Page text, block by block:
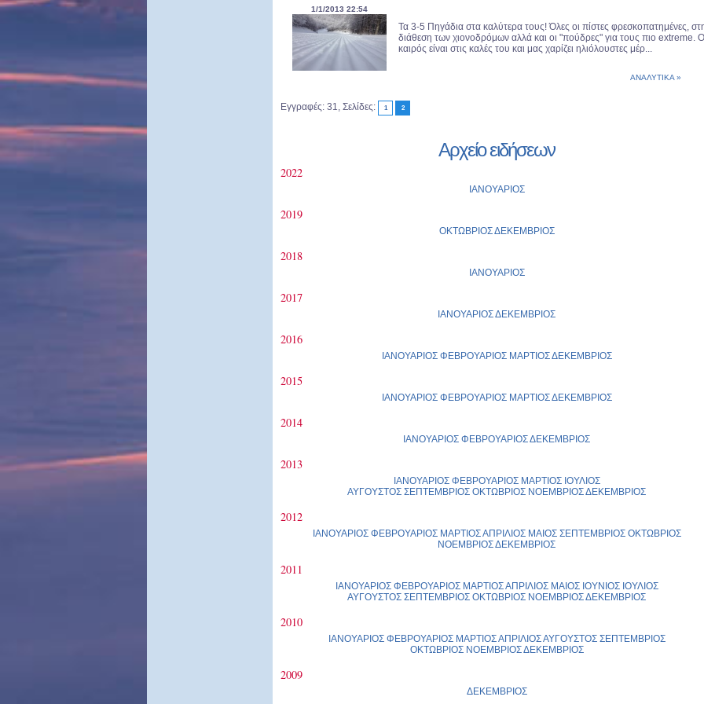
1/1/2013 22:54
Τα 3-5 Πηγάδια στα καλύτερα τους! Όλες οι πίστες φρεσκοπατημένες,
διάθεση των χιονοδρόμων αλλά και οι "πούδρες" για τους πιο extreme. Ο
καιρός είναι στις καλές του και μας χαρίζει ηλιόλουστες μέρ...
ΑΝΑΛΥΤΙΚΑ »
Εγγραφές: 31, Σελίδες: 1 2
Αρχείο ειδήσεων
2022
ΙΑΝΟΥΑΡΙΟΣ
2019
ΟΚΤΩΒΡΙΟΣΔΕΚΕΜΒΡΙΟΣ
2018
ΙΑΝΟΥΑΡΙΟΣ
2017
ΙΑΝΟΥΑΡΙΟΣΔΕΚΕΜΒΡΙΟΣ
2016
ΙΑΝΟΥΑΡΙΟΣ ΦΕΒΡΟΥΑΡΙΟΣ ΜΑΡΤΙΟΣΔΕΚΕΜΒΡΙΟΣ
2015
ΙΑΝΟΥΑΡΙΟΣ ΦΕΒΡΟΥΑΡΙΟΣ ΜΑΡΤΙΟΣΔΕΚΕΜΒΡΙΟΣ
2014
ΙΑΝΟΥΑΡΙΟΣ ΦΕΒΡΟΥΑΡΙΟΣΔΕΚΕΜΒΡΙΟΣ
2013
ΙΑΝΟΥΑΡΙΟΣ ΦΕΒΡΟΥΑΡΙΟΣ ΜΑΡΤΙΟΣ ΙΟΥΛΙΟΣ
ΑΥΓΟΥΣΤΟΣ ΣΕΠΤΕΜΒΡΙΟΣ ΟΚΤΩΒΡΙΟΣ ΝΟΕΜΒΡΙΟΣΔΕΚΕΜΒΡΙΟΣ
2012
ΙΑΝΟΥΑΡΙΟΣ ΦΕΒΡΟΥΑΡΙΟΣ ΜΑΡΤΙΟΣΑΠΡΙΛΙΟΣ ΜΑΙΟΣ ΣΕΠΤΕΜΒΡΙΟΣ ΟΚΤΩΒΡΙΟΣ
ΝΟΕΜΒΡΙΟΣΔΕΚΕΜΒΡΙΟΣ
2011
ΙΑΝΟΥΑΡΙΟΣ ΦΕΒΡΟΥΑΡΙΟΣ ΜΑΡΤΙΟΣΑΠΡΙΛΙΟΣ ΜΑΙΟΣ ΙΟΥΝΙΟΣ ΙΟΥΛΙΟΣ
ΑΥΓΟΥΣΤΟΣ ΣΕΠΤΕΜΒΡΙΟΣ ΟΚΤΩΒΡΙΟΣ ΝΟΕΜΒΡΙΟΣΔΕΚΕΜΒΡΙΟΣ
2010
ΙΑΝΟΥΑΡΙΟΣ ΦΕΒΡΟΥΑΡΙΟΣ ΜΑΡΤΙΟΣΑΠΡΙΛΙΟΣΑΥΓΟΥΣΤΟΣ ΣΕΠΤΕΜΒΡΙΟΣ
ΟΚΤΩΒΡΙΟΣ ΝΟΕΜΒΡΙΟΣΔΕΚΕΜΒΡΙΟΣ
2009
ΔΕΚΕΜΒΡΙΟΣ